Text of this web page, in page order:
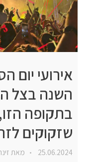
אירועי יום
השנה בצל
בתקופה
שזקוקים
25.06.2024 מאת